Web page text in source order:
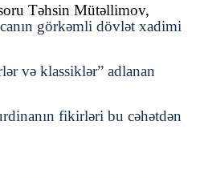
Təhsin Mütəllimov,
görkəmli dövlət xadimi
və klassiklər” adlanan
fikirləri bu cəhətdən